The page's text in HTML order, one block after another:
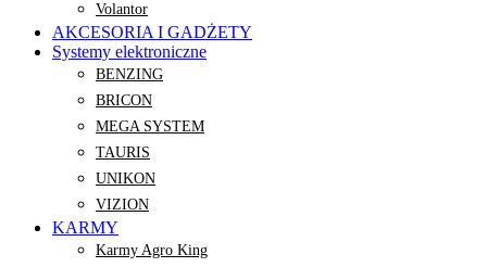
Volantor
AKCESORIA I GADŻETY
Systemy elektroniczne
BENZING
BRICON
MEGA SYSTEM
TAURIS
UNIKON
VIZION
KARMY
Karmy Agro King